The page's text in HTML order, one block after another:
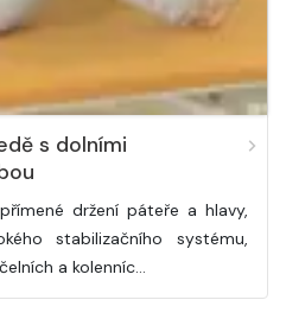
s dolními
držení páteře a hlavy,
stabilizačního systému,
a kolenníc…